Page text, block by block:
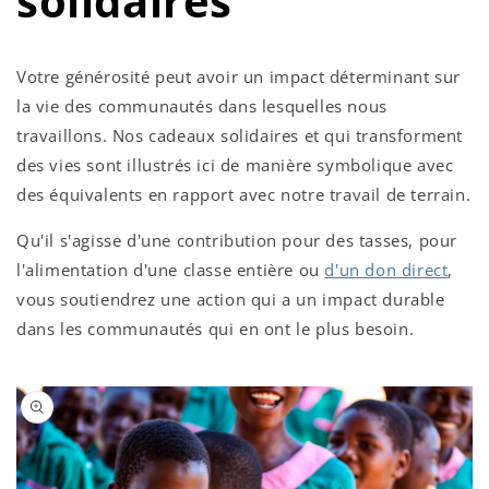
Votre générosité peut avoir un impact déterminant sur
la vie des communautés dans lesquelles nous
travaillons. Nos cadeaux solidaires et qui transforment
des vies sont illustrés ici de manière symbolique avec
des équivalents en rapport avec notre travail de terrain.
Qu'il s'agisse d'une contribution pour des tasses, pour
l'alimentation d'une classe entière ou d'un don direct,
vous soutiendrez une action qui a un impact durable
dans les communautés qui en ont le plus besoin.
Passer aux
informations
produits